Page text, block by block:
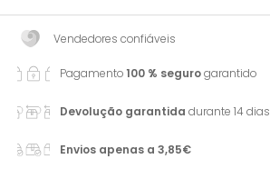
Vendedores confiáveis
Pagamento100 % segurogarantido
Devolução garantida durante 14 dias
Envios apenas a 3,85€